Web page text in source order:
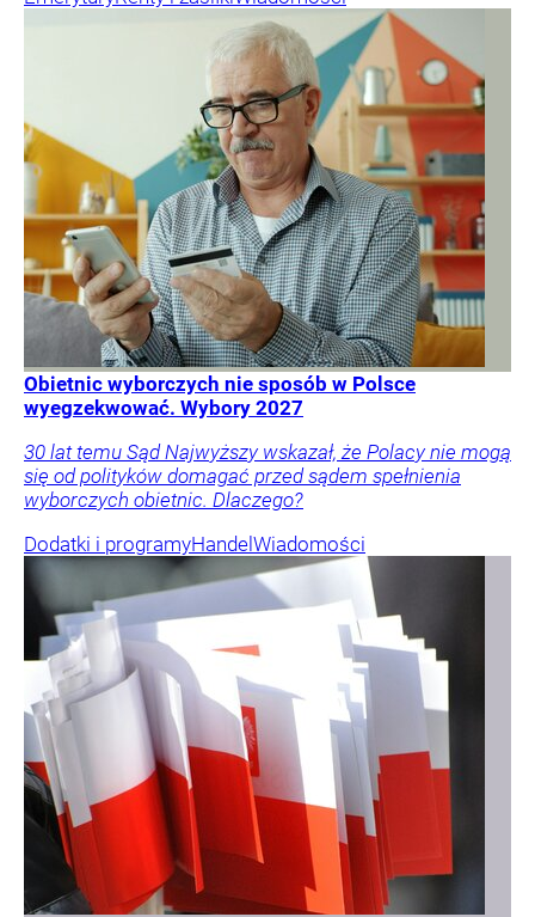
Obietnic wyborczych nie sposób w Polsce
wyegzekwować. Wybory 2027
30 lat temu Sąd Najwyższy wskazał, że Polacy nie mogą
się od polityków domagać przed sądem spełnienia
wyborczych obietnic. Dlaczego?
Dodatki i programyHandelWiadomości